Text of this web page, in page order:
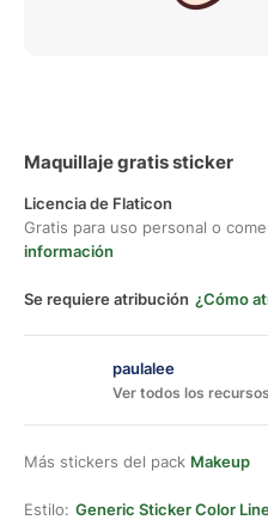
Maquillaje gratis sticker
Licencia de Flaticon
Gratis para uso personal o
información
Se requiere atribución ¿Cómo
paulalee
Ver todos los
Más stickers del pack Makeup
Estilo: Generic Sticker Color